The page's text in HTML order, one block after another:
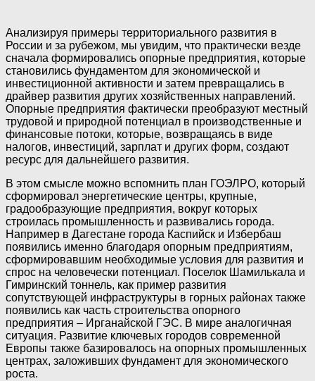
Анализируя примеры территориального развития в
России и за рубежом, мы увидим, что практически везде
сначала формировались опорные предприятия, которые
становились фундаментом для экономической и
инвестиционной активности и затем превращались в
драйвер развития других хозяйственных направлений.
Опорные предприятия фактически преобразуют местный
трудовой и природной потенциал в производственные и
финансовые потоки, которые, возвращаясь в виде
налогов, инвестиций, зарплат и других форм, создают
ресурс для дальнейшего развития.
В этом смысле можно вспомнить план ГОЭЛРО, который
сформировал энергетические центры, крупные,
градообразующие предприятия, вокруг которых
строилась промышленность и развивались города.
Например в Дагестане города Каспийск и Избербаш
появились именно благодаря опорным предприятиям,
сформировавшим необходимые условия для развития и
спрос на человечески потенциал. Поселок Шамилькала и
Гимринский тоннель, как пример развития
сопутствующей инфраструктуры в горных районах также
появились как часть строительства опорного
предприятия – Ирганайской ГЭС. В мире аналогичная
ситуация. Развитие ключевых городов современной
Европы также базировалось на опорных промышленных
центрах, заложивших фундамент для экономического
роста.